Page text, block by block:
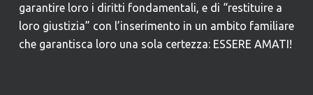
garantire loro i diritti fondamentali, e di “restituire a
loro giustizia” con l’inserimento in un ambito familiare
che garantisca loro una sola certezza: ESSERE AMATI!